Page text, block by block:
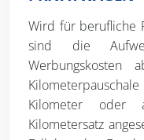
Wird für berufliche
sind die
Werbungskosten
Kilometer oder
Kilometersatz